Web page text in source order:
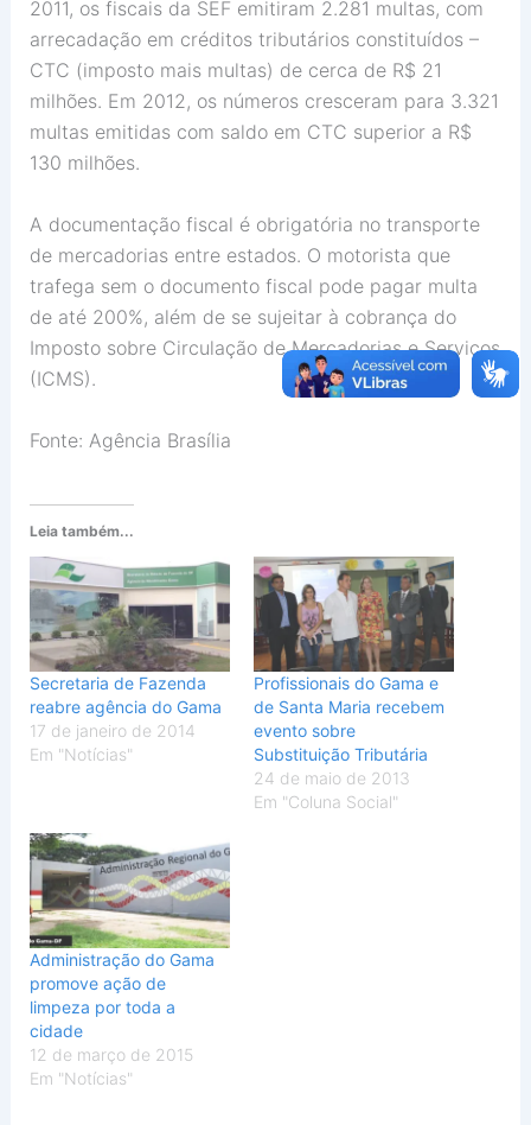
2011, os fiscais da SEF emitiram 2.281 multas, com
arrecadação em créditos tributários constituídos –
CTC (imposto mais multas) de cerca de R$ 21
milhões. Em 2012, os números cresceram para 3.321
multas emitidas com saldo em CTC superior a R$
130 milhões.
A documentação fiscal é obrigatória no transporte
de mercadorias entre estados. O motorista que
trafega sem o documento fiscal pode pagar multa
de até 200%, além de se sujeitar à cobrança do
Imposto sobre Circulação de Mercadorias e Serviços
(ICMS).
Fonte: Agência Brasília
Leia também...
Secretaria de Fazenda
reabre agência do Gama
17 de janeiro de 2014
Em "Notícias"
Profissionais do Gama e
de Santa Maria recebem
evento sobre
Substituição Tributária
24 de maio de 2013
Em "Coluna Social"
Administração do Gama
promove ação de
limpeza por toda a
cidade
12 de março de 2015
Em "Notícias"